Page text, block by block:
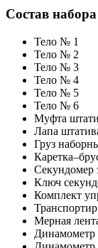
Состав
Тело № 1
Тело № 2
Тело № 3
Тело № 4
Тело № 5
Тело № 6
Муфта
Лапа
Груз
Секундомер
Ключ
Комплект
Мерная
Динамометр